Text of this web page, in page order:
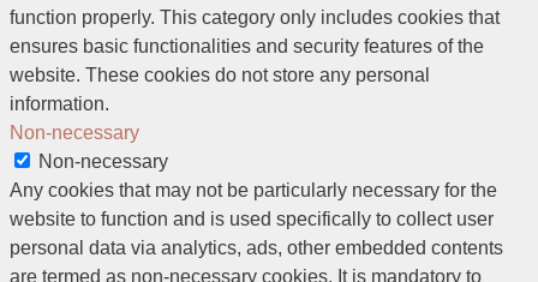
function properly. This category only includes cookies that
ensures basic functionalities and security features of the
website. These cookies do not store any personal
information.
Non-necessary
Non-necessary
Any cookies that may not be particularly necessary for the
website to function and is used specifically to collect user
personal data via analytics, ads, other embedded contents
are termed as non-necessary cookies. It is mandatory to